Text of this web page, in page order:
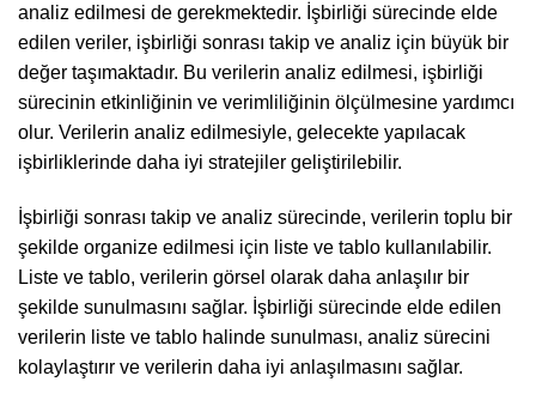
analiz edilmesi de gerekmektedir. İşbirliği sürecinde elde
edilen veriler, işbirliği sonrası takip ve analiz için büyük bir
değer taşımaktadır. Bu verilerin analiz edilmesi, işbirliği
sürecinin etkinliğinin ve verimliliğinin ölçülmesine yardımcı
olur. Verilerin analiz edilmesiyle, gelecekte yapılacak
işbirliklerinde daha iyi stratejiler geliştirilebilir.
İşbirliği sonrası takip ve analiz sürecinde, verilerin toplu bir
şekilde organize edilmesi için liste ve tablo kullanılabilir.
Liste ve tablo, verilerin görsel olarak daha anlaşılır bir
şekilde sunulmasını sağlar. İşbirliği sürecinde elde edilen
verilerin liste ve tablo halinde sunulması, analiz sürecini
kolaylaştırır ve verilerin daha iyi anlaşılmasını sağlar.